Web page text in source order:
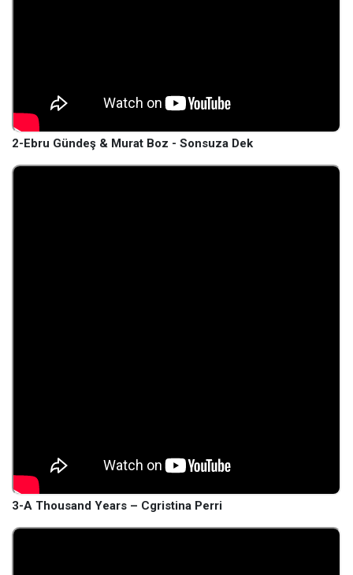
2-Ebru Gündeş & Murat Boz - Sonsuza Dek
3-A Thousand Years – Cgristina Perri